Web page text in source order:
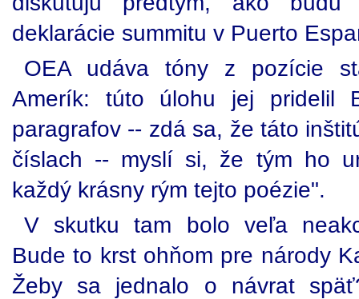
deklarácie summitu v Puerto
OEA udáva tóny z pozície
Amerík: túto úlohu jej pridelil
paragrafov -- zdá sa, že táto
číslach -- myslí si, že tým ho
každý krásny rým tejto poézie".
V skutku tam bolo veľa
Bude to krst ohňom pre národy
Žeby sa jednalo o návrat